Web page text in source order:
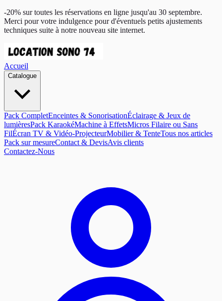
-20% sur toutes les réservations en ligne jusqu'au 30 septembre.
Merci pour votre indulgence pour d'éventuels petits ajustements
techniques suite à notre nouveau site internet.
Accueil
Catalogue
Pack CompletEnceintes & SonorisationÉclairage & Jeux de
lumièresPack KaraokéMachine à EffetsMicros Filaire ou Sans
FilÉcran TV & Vidéo-ProjecteurMobilier & TenteTous nos articles
Pack sur mesureContact & DevisAvis clients
Contactez-Nous